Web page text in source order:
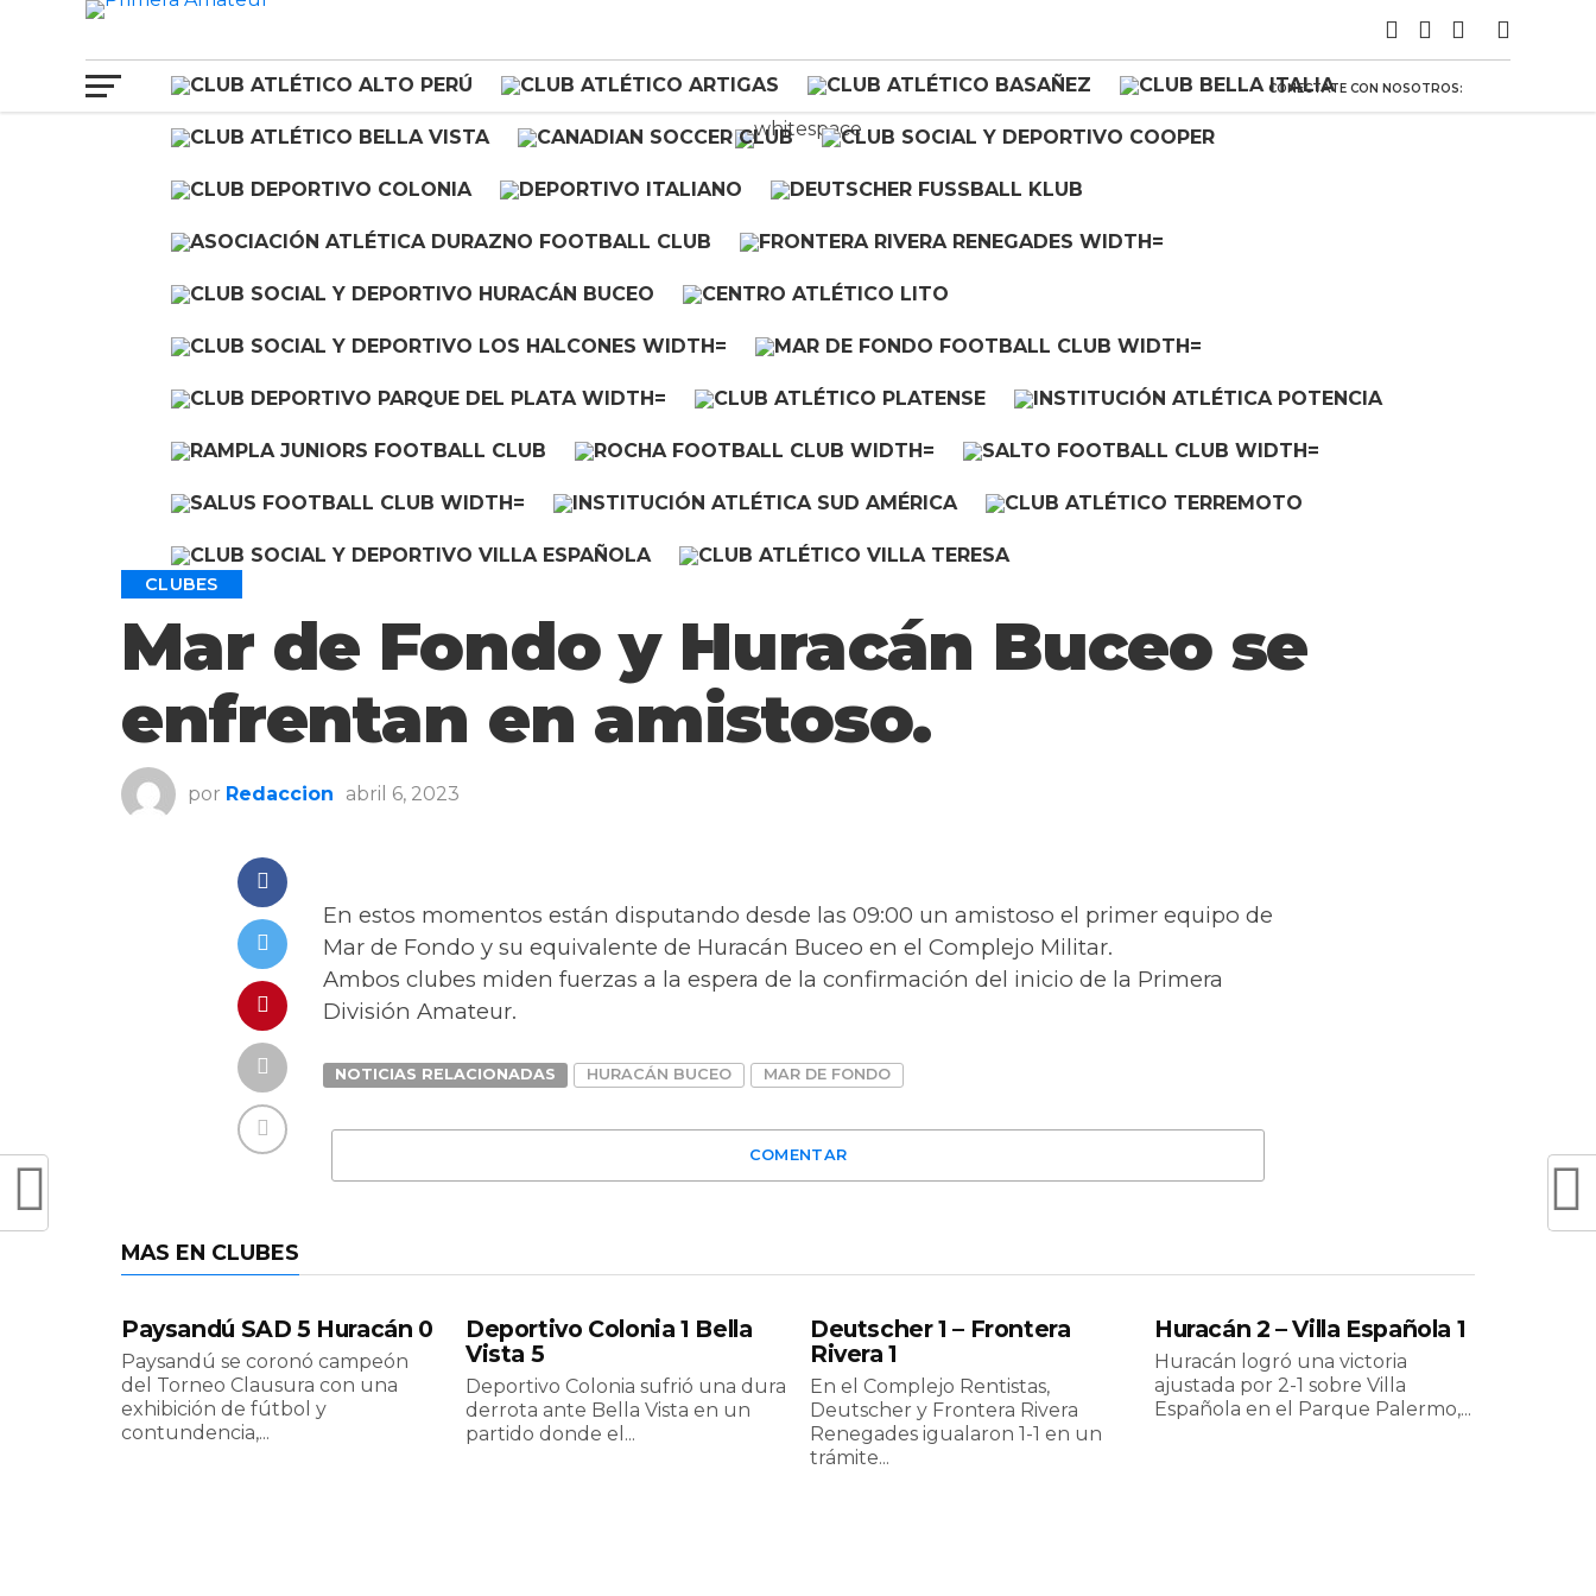
CONECTATE CON NOSOTROS:
CLUBES
Mar de Fondo y Huracán Buceo se
enfrentan en amistoso.
por Redaccion abril 6, 2023
En estos momentos están disputando desde las 09:00 un amistoso el primer equipo de
Mar de Fondo y su equivalente de Huracán Buceo en el Complejo Militar.
Ambos clubes miden fuerzas a la espera de la confirmación del inicio de la Primera
División Amateur.
NOTICIAS RELACIONADAS HURACÁN BUCEO MAR DE FONDO
COMENTAR
MAS EN CLUBES
Paysandú SAD 5 Huracán 0
Paysandú se coronó campeón
del Torneo Clausura con una
exhibición de fútbol y
contundencia,...
Deportivo Colonia 1 Bella
Vista 5
Deportivo Colonia sufrió una dura
derrota ante Bella Vista en un
partido donde el...
Deutscher 1 – Frontera
Rivera 1
En el Complejo Rentistas,
Deutscher y Frontera Rivera
Renegades igualaron 1-1 en un
trámite...
Huracán 2 – Villa Española 1
Huracán logró una victoria
ajustada por 2-1 sobre Villa
Española en el Parque Palermo,...